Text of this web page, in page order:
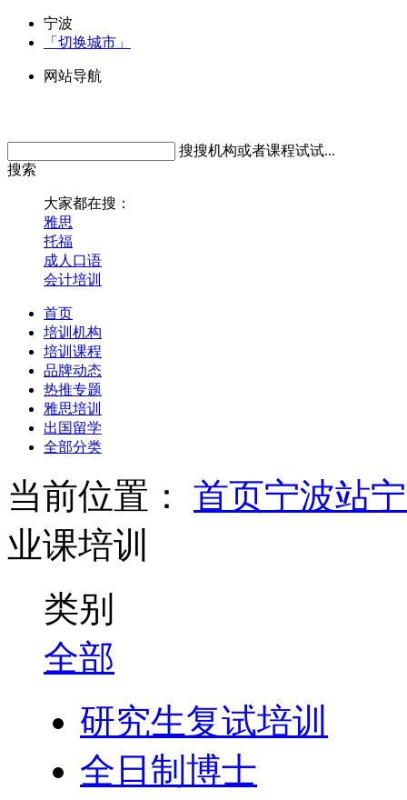
宁波
「切换城市」
网站导航
搜搜机构或者课程试试...
搜索
大家都在搜：
雅思
托福
成人口语
会计培训
首页
培训机构
培训课程
品牌动态
热推专题
雅思培训
出国留学
全部分类
当前位置： 首页宁波站
业课培训
类别
全部
研究生复试培训
全日制博士